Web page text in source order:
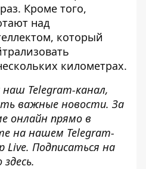
Кроме того,
над
который
километрах.
наш Telegram-канал,
важные новости. За
онлайн прямо в
на нашем Telegram-
Live. Подписаться на
здесь.